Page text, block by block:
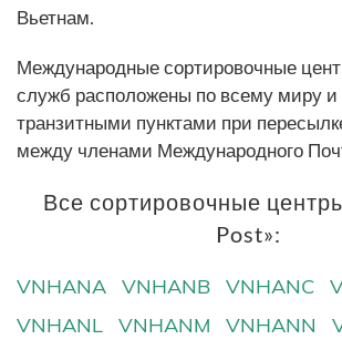
Вьетнам.
Международные сортировочные
служб расположены по всему миру и
транзитными пунктами при
между членами Международного
Все сортировочные
Post»:
VNHANA VNHANB VNHANC
VNHANL
VNHANM VNHANN